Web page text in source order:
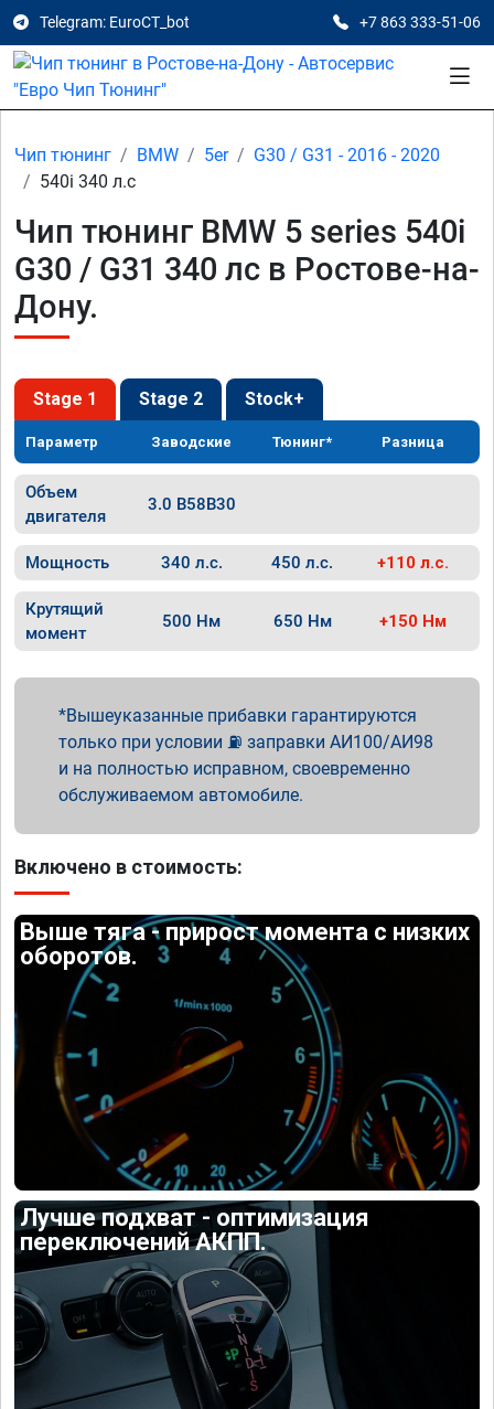
Telegram: EuroCT_bot +7 863 333-51-06
Чип тюнинг BMW 5er
G30 / G31 - 2016 - 2020
540i 340 л.с
Чип тюнинг BMW 5 series 540i
G30 / G31 340 лс в Ростове-на-
Дону.
Stage 1 Stage 2 Stock+
Параметр Заводские Тюнинг* Разница
Объем
двигателя
3.0 B58B30
Мощность 340 л.с. 450 л.с. +110 л.с.
Крутящий
момент
500 Нм 650 Нм +150 Нм
Вышеуказанные прибавки гарантируются
только при условии ⛽ заправки АИ100/АИ98
и на полностью исправном, своевременно
обслуживаемом автомобиле.
Включено в стоимость:
Выше тяга - прирост момента с низких
оборотов.
Лучше подхват - оптимизация
переключений АКПП.